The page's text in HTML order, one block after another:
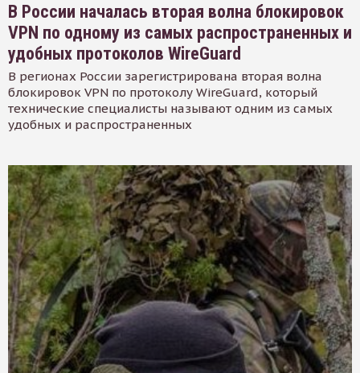
В России началась вторая волна блокировок
VPN по одному из самых распространенных и
удобных протоколов WireGuard
В регионах России зарегистрирована вторая волна
блокировок VPN по протоколу WireGuard, который
технические специалисты называют одним из самых
удобных и распространенных